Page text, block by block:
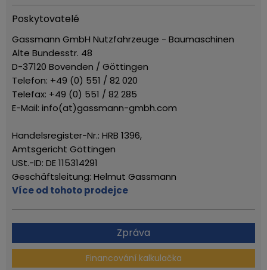
Poskytovatelé
Gassmann GmbH Nutzfahrzeuge - Baumaschinen
Alte Bundesstr. 48
D-37120 Bovenden / Göttingen
Telefon: +49 (0) 551 / 82 020
Telefax: +49 (0) 551 / 82 285
E-Mail: info(at)gassmann-gmbh.com
Handelsregister-Nr.: HRB 1396,
Amtsgericht Göttingen
USt.-ID: DE 115314291
Geschäftsleitung: Helmut Gassmann
Více od tohoto prodejce
Zpráva
Financování kalkulačka